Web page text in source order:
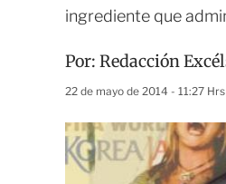
ingrediente que
Por: Redacción
22 de mayo de 2014 - 11:27 Hrs